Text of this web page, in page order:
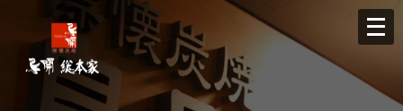
メ
ニ
ュ